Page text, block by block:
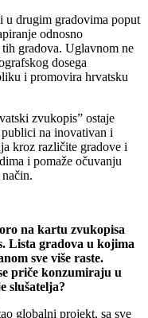
u drugim gradovima poput
odnosno
gradova. Uglavnom ne
dosega
i promovira hrvatsku
zvukopis” ostaje
na inovativan i
kroz različite gradove i
i pomaže očuvanju
na kartu zvukopisa
Lista gradova u kojima
sve više raste.
priče konzumiraju u
slušatelja?
globalni projekt, sa sve